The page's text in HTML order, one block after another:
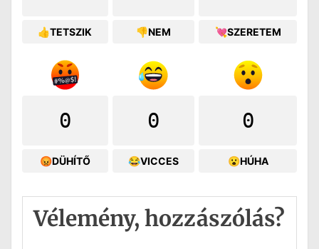
👍TETSZIK 👎NEM 💘SZERETEM
0
😡DÜHÍTŐ
0
😂VICCES
0
😮HÚHA
Vélemény, hozzászólás?